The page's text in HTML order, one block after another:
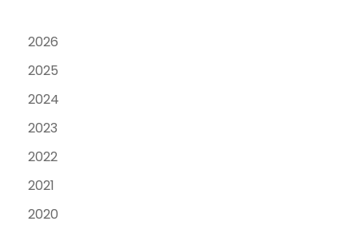
2026
2025
2024
2023
2022
2021
2020